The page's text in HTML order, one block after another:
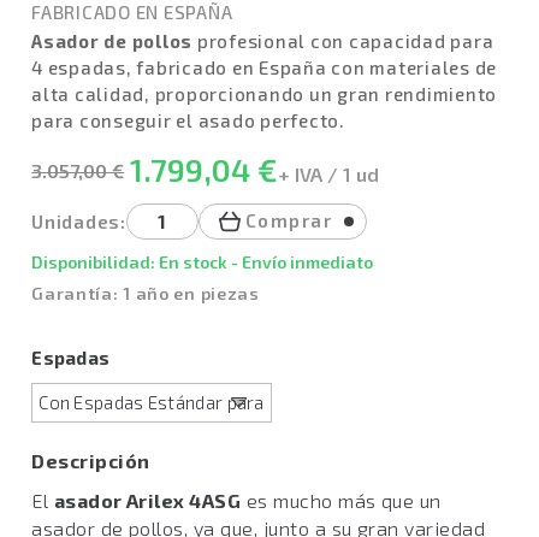
FABRICADO EN ESPAÑA
Asador de pollos profesional con capacidad para
4 espadas, fabricado en España con materiales de
alta calidad, proporcionando un gran rendimiento
para conseguir el asado perfecto.
3.057,00 € 1.799,04 €+ IVA / 1 ud
Unidades: Comprar
Disponibilidad: En stock - Envío inmediato
Garantía: 1 año en piezas
Espadas
Descripción
El asador Arilex 4ASG es mucho más que un
asador de pollos, ya que, junto a su gran variedad